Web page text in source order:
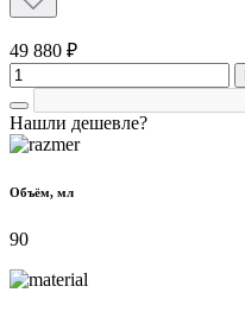
49 880 ₽
Нашли дешевле?
Объём, мл
90